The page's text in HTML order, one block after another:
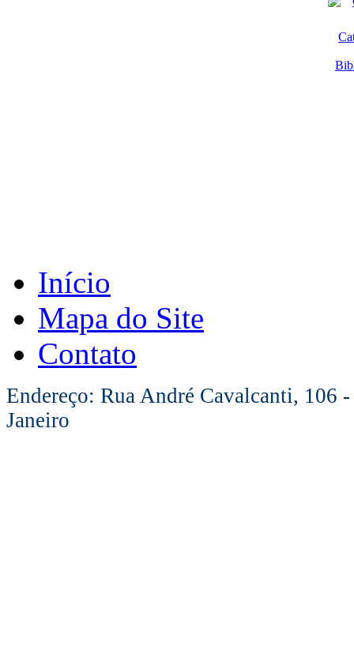
Início
Mapa do Site
Contato
Endereço: Rua André Cavalcanti, 106
Janeiro